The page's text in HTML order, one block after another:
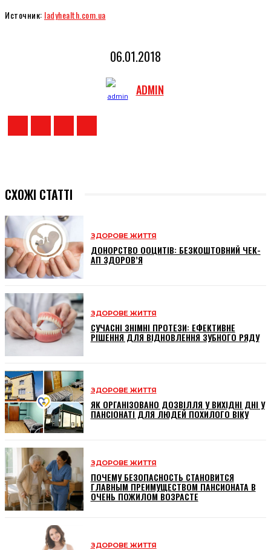
Источник: ladyhealth.com.ua
06.01.2018
ADMIN
СХОЖІ СТАТТІ
ЗДОРОВЕ ЖИТТЯ
ДОНОРСТВО ООЦИТІВ: БЕЗКОШТОВНИЙ ЧЕК-
АП ЗДОРОВ’Я
ЗДОРОВЕ ЖИТТЯ
СУЧАСНІ ЗНІМНІ ПРОТЕЗИ: ЕФЕКТИВНЕ
РІШЕННЯ ДЛЯ ВІДНОВЛЕННЯ ЗУБНОГО РЯДУ
ЗДОРОВЕ ЖИТТЯ
ЯК ОРГАНІЗОВАНО ДОЗВІЛЛЯ У ВИХІДНІ ДНІ У
ПАНСІОНАТІ ДЛЯ ЛЮДЕЙ ПОХИЛОГО ВІКУ
ЗДОРОВЕ ЖИТТЯ
ПОЧЕМУ БЕЗОПАСНОСТЬ СТАНОВИТСЯ
ГЛАВНЫМ ПРЕИМУЩЕСТВОМ ПАНСИОНАТА В
ОЧЕНЬ ПОЖИЛОМ ВОЗРАСТЕ
ЗДОРОВЕ ЖИТТЯ